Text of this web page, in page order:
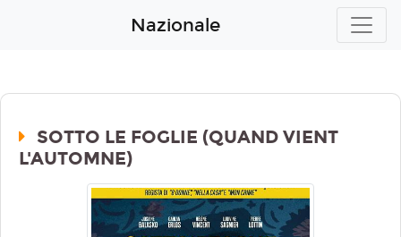
Nazionale
SOTTO LE FOGLIE (QUAND VIENT
L'AUTOMNE)